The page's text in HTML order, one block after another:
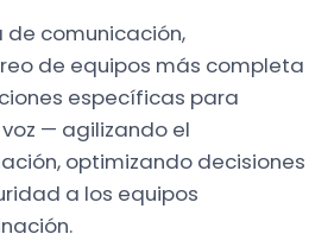
de comunicación,
de equipos más completa
específicas para
— agilizando el
optimizando decisiones
a los equipos